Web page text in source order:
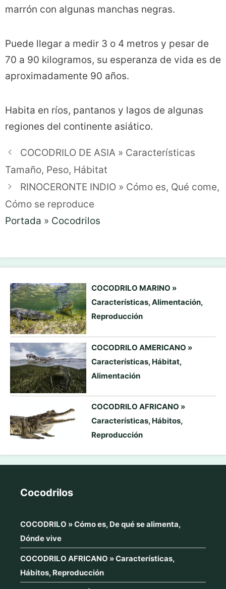
marrón con algunas manchas negras.
Puede llegar a medir 3 o 4 metros y pesar de
70 a 90 kilogramos, su esperanza de vida es de
aproximadamente 90 años.
Habita en ríos, pantanos y lagos de algunas
regiones del continente asiático.
COCODRILO DE ASIA » Características
Tamaño, Peso, Hábitat
RINOCERONTE INDIO » Cómo es, Qué come,
Cómo se reproduce
Portada » Cocodrilos
COCODRILO MARINO »
Características, Alimentación,
Reproducción
COCODRILO AMERICANO »
Características, Hábitat,
Alimentación
COCODRILO AFRICANO »
Características, Hábitos,
Reproducción
Cocodrilos
COCODRILO » Cómo es, De qué se alimenta,
Dónde vive
COCODRILO AFRICANO » Características,
Hábitos, Reproducción